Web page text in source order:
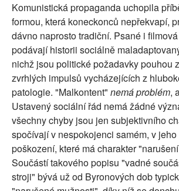
Komunistická propaganda uchopila
formou, která koneckonců nepřekvapí,
dávno naprosto tradiční. Psané i
podávají historii sociálně
nichž jsou politické požadavky pouhou
zvrhlých impulsů vycházejících z
patologie. "Malkontent" nemá problém,
Ustavený sociální řád nemá žádné
všechny chyby jsou jen subjektivního
spočívají v nespokojenci samém, v
poškození, které má charakter
Součástí takového popisu "vadné
stroji" bývá už od Byronových dob